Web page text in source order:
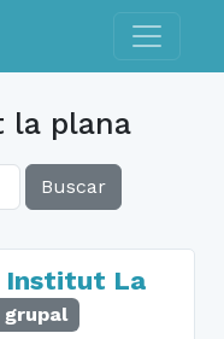
Toggle
plana
Buscar
Institut La